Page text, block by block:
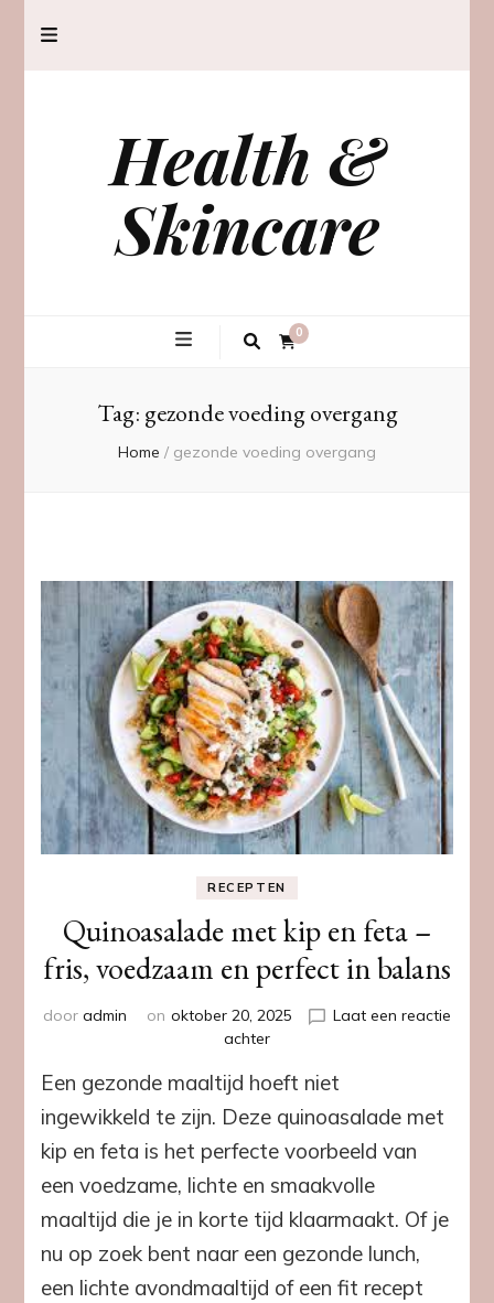
Health &
Skincare
0
Tag: gezonde voeding overgang
Home / gezonde voeding overgang
RECEPTEN
Quinoasalade met kip en feta –
fris, voedzaam en perfect in balans
door admin on oktober 20, 2025
Laat een reactie
achterop
met
en
feta
fris,
voedzaam
en
perfect
in
Een gezonde maaltijd hoeft niet
ingewikkeld te zijn. Deze quinoasalade met
kip en feta is het perfecte voorbeeld van
een voedzame, lichte en smaakvolle
maaltijd die je in korte tijd klaarmaakt. Of je
nu op zoek bent naar een gezonde lunch,
een lichte avondmaaltijd of een fit recept